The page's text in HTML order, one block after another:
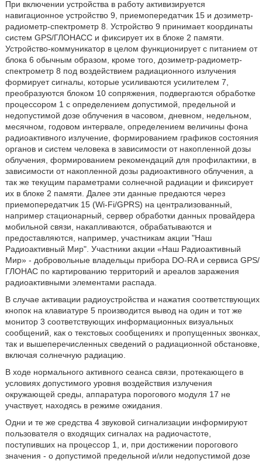
При включении устройства в работу активизируется
навигационное устройство 9, приемопередатчик 15 и дозиметр-
радиометр-спектрометр 8. Устройство 9 принимает координаты
систем GPS/ГЛОНАСС и фиксирует их в блоке 2 памяти.
Устройство-коммуникатор в целом функционирует с питанием от
блока 6 обычным образом, кроме того, дозиметр-радиометр-
спектрометр 8 под воздействием радиационного излучения
формирует сигналы, которые усиливаются усилителем 7,
преобразуются блоком 10 сопряжения, подвергаются обработке
процессором 1 с определением допустимой, предельной и
недопустимой дозе облучения в часовом, дневном, недельном,
месячном, годовом интервале, определением величины фона
радиоактивного излучение, формированием графиков состояния
органов и систем человека в зависимости от накопленной дозы
облучения, формированием рекомендаций для профилактики, в
зависимости от накопленной дозы радиоактивного облучения, а
так же текущим параметрами солнечной радиации и фиксирует
их в блоке 2 памяти. Далее эти данные предаются через
приемопередатчик 15 (Wi-Fi/GPRS) на централизованный,
например стационарный, сервер обработки данных провайдера
мобильной связи, накапливаются, обрабатываются и
предоставляются, например, участникам акции "Наш
Радиоактивный Мир". Участники акции «Наш Радиоактивный
Мир» - добровольные владельцы прибора DO-RA и сервиса GPS/
ГЛОНАС по картированию территорий и ареалов заражения
радиоактивными элементами распада.
В случае активации радиоустройства и нажатия соответствующих
кнопок на клавиатуре 5 производится вывод на один и тот же
монитор 3 соответствующих информационных визуальных
сообщений, как о текстовых сообщениях и пропущенных звонках,
так и вышеперечисленных сведений о радиационной обстановке,
включая солнечную радиацию.
В ходе нормального активного сеанса связи, протекающего в
условиях допустимого уровня воздействия излучения
окружающей среды, аппаратура порогового модуля 17 не
участвует, находясь в режиме ожидания.
Одни и те же средства 4 звуковой сигнализации информируют
пользователя о входящих сигналах на радиочастоте,
поступивших на процессор 1, и, при достижении порогового
значения - о допустимой предельной и/или недопустимой дозе